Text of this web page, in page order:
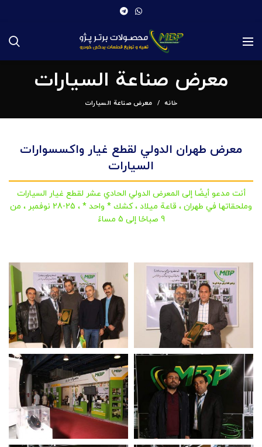
معرض صناعة السيارات
خانه معرض صناعة السيارات
معرض طهران الدولي لقطع غيار واكسسوارات
السيارات
أنت مدعو أيضًا إلى المعرض الدولي الحادي عشر لقطع غيار السيارات
وملحقاتها في طهران ، قاعة ميلاد ، كشك * واحد * ، 25-28 نوفمبر ، من
9 صباحًا إلى 5 مساءً